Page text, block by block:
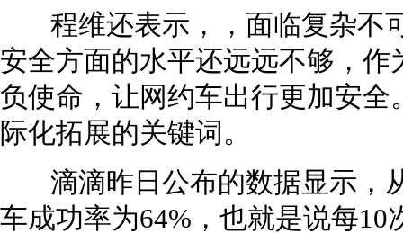
程维还表示，，面临复杂不
安全方面的水平还远远不够，
负使命，让网约车出行更加安
际化拓展的关键词。
滴滴昨日公布的数据显示，
车成功率为64%，也就是说每10